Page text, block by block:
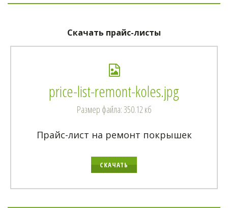
Скачать прайс-листы
price-list-remont-koles.jpg
Размер файла: 350.12 кб
Прайс-лист на ремонт покрышек
СКАЧАТЬ